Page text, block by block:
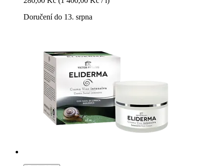
Doručení do 13. srpna